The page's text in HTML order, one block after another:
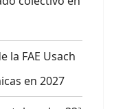
la FAE Usach
en 2027